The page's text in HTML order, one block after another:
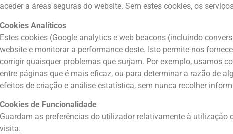
aceder a áreas seguras do website. Sem estes cookies, os
Cookies Analíticos
Estes cookies (Google analytics e web beacons (incluindo
website e monitorar a performance deste. Isto permite-nos
corrigir quaisquer problemas que surjam. Por exemplo, usamos
entre páginas que é mais eficaz, ou para determinar a razão de
efeitos de criação e análise estatística, sem nunca recolher
Cookies de Funcionalidade
Guardam as preferências do utilizador relativamente à utilização
visita.